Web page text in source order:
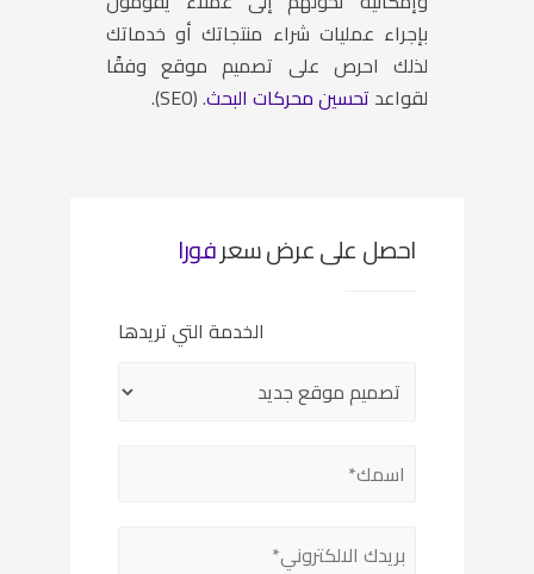
بإجراء عمليات شراء منتجاتك أو خدماتك
لذلك احرص على تصميم موقع وفقًا
لقواعد تحسين محركات البحث. (SEO).
احصل على عرض سعرفورا
الخدمة التي تريدها